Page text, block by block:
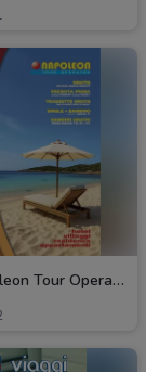
Napoleon Tour Operator